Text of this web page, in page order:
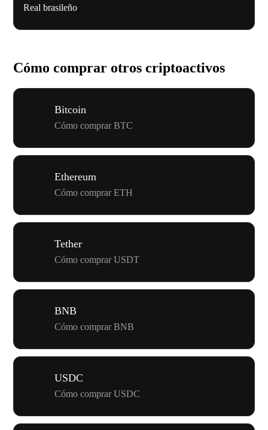
Real brasileño
Cómo comprar otros criptoactivos
Bitcoin
Cómo comprar BTC
Ethereum
Cómo comprar ETH
Tether
Cómo comprar USDT
BNB
Cómo comprar BNB
USDC
Cómo comprar USDC